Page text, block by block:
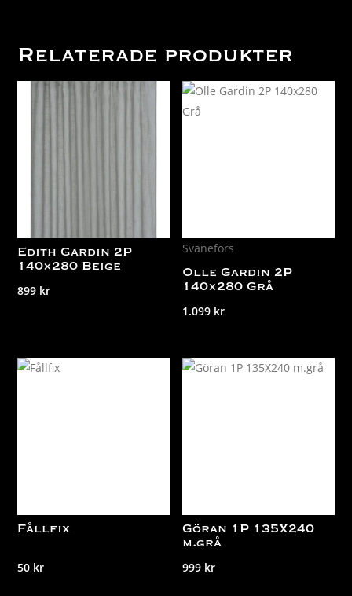
Relaterade produkter
Edith Gardin 2P
140×280 Beige
899 kr
Svanefors
Olle Gardin 2P
140×280 Grå
1.099 kr
Fållfix
50 kr
Göran 1P 135X240
m.grå
999 kr